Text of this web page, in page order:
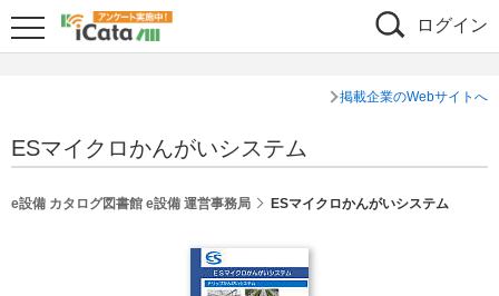
ログイン
掲載企業のWebサイトへ
ESマイクロかんがいシステム
e設備 カタログ図書館 e設備 運営事務局 ESマイクロかんがいシステム